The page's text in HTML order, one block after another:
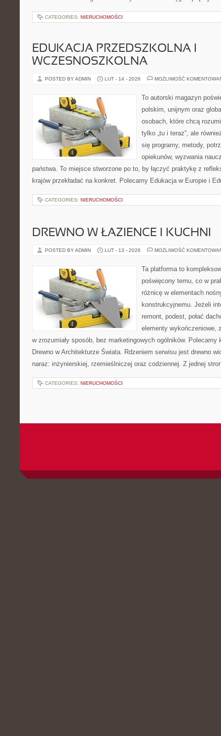
CATEGORIES: NIERUCHOMOŚCI
EDUKACJA PRZEDSZKOLNA I
WCZESNOSZKOLNA
POSTED BY ADMIN LUT - 14 - 2026 MOŻLIWOŚĆ
To autorski magazyn
polskim, unijnym oraz
osobach, które chcą
tylko „tu i teraz”, ale
się programy, metody,
opiekunów, wyzwania
państwa. To miejsce stworzone po to, by łączyć praktykę z
krajów przekładać na konkret. Polecamy Edukacja w Europie i
CATEGORIES: NIERUCHOMOŚCI
DREWNO W ŁAZIENCE I KUCHNI
POSTED BY ADMIN LUT - 13 - 2026 MOŻLIWOŚĆ
Ta platforma to
poświęcony temu, co w
różnicę w elementach
konstrukcyjnemu. Jeżeli
remont, podest, połać
elementy wykończeniowe,
w zrozumiały sposób, bez marketingowych ogólników. Polecamy
Drewno w Architekturze Świata. Rdzeniem serwisu jest drewno
naraz: inżynierskiej, rzemieślniczej oraz codziennej. Z jednej
CATEGORIES: NIERUCHOMOŚCI